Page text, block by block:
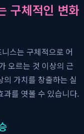
구체적인 변화
스는 구체적으로 어
오르는 것 이상의 근
가치를 창출하는 실
과를 엿볼 수 있습니다.